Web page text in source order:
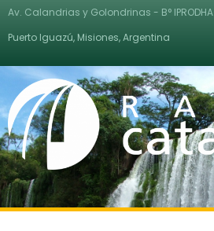
Av. Calandrias y Golondrinas - B° IPRODHA
Puerto Iguazú, Misiones, Argentina